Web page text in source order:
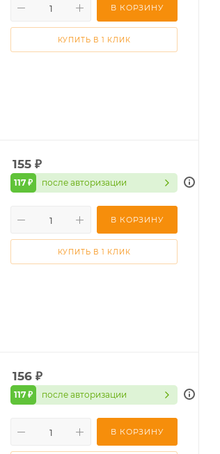
В КОРЗИНУ
КУПИТЬ В 1 КЛИК
155 ₽
117 ₽ после авторизации
В КОРЗИНУ
КУПИТЬ В 1 КЛИК
156 ₽
117 ₽ после авторизации
В КОРЗИНУ